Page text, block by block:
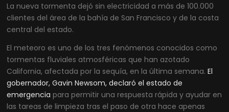
La nueva tormenta dejó sin electricidad a más de 100.000
clientes del área de la bahía de San Francisco y de la costa
central del estado.
El meteoro es uno de los tres fenómenos conocidos como
tormentas fluviales atmosféricas que han azotado
California, afectada por la sequía, en la última semana.El
gobernador, Gavin Newsom, declaró el estado de
emergencia para permitir una respuesta rápida y ayudar en
las tareas de limpieza tras el paso de otra hace apenas